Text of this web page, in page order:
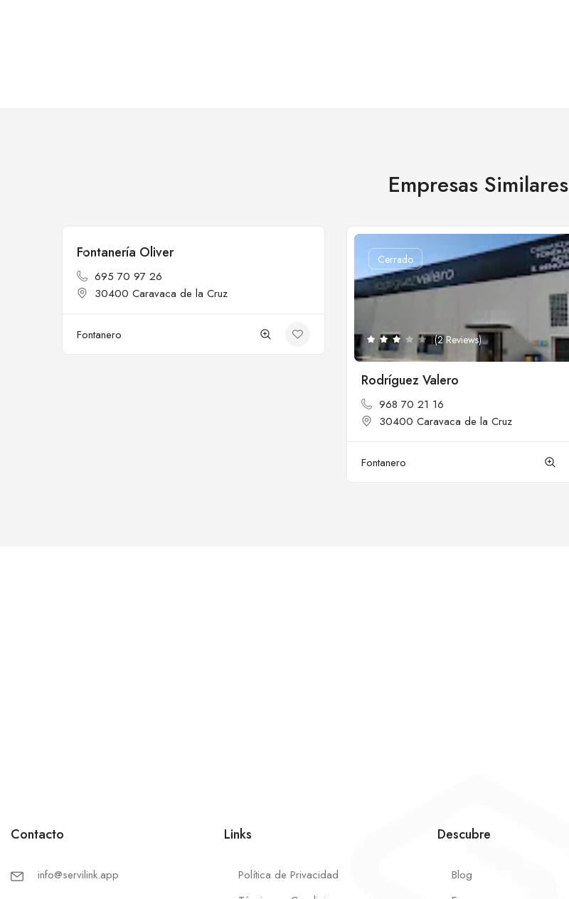
Empresas Similares
Cerrado
Fontanería Oliver
695 70 97 26
30400 Caravaca de la Cruz
Fontanero
Cerrado
(2 Reviews)
Rodríguez Valero
968 70 21 16
30400 Caravaca de la Cruz
Fontanero
Contacto
info@servilink.app
Links
Política de Privacidad
Descubre
Blog